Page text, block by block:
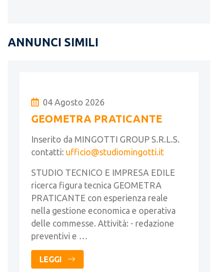
ANNUNCI SIMILI
04 Agosto 2026
GEOMETRA PRATICANTE
Inserito da MINGOTTI GROUP S.R.L.S.
contatti: ufficio@studiomingotti.it
STUDIO TECNICO E IMPRESA EDILE
ricerca figura tecnica GEOMETRA
PRATICANTE con esperienza reale
nella gestione economica e operativa
delle commesse. Attività: - redazione
preventivi e …
LEGGI